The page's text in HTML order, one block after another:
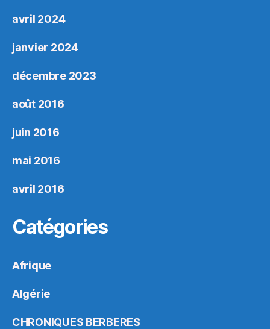
avril 2024
janvier 2024
décembre 2023
août 2016
juin 2016
mai 2016
avril 2016
Catégories
Afrique
Algérie
CHRONIQUES BERBERES